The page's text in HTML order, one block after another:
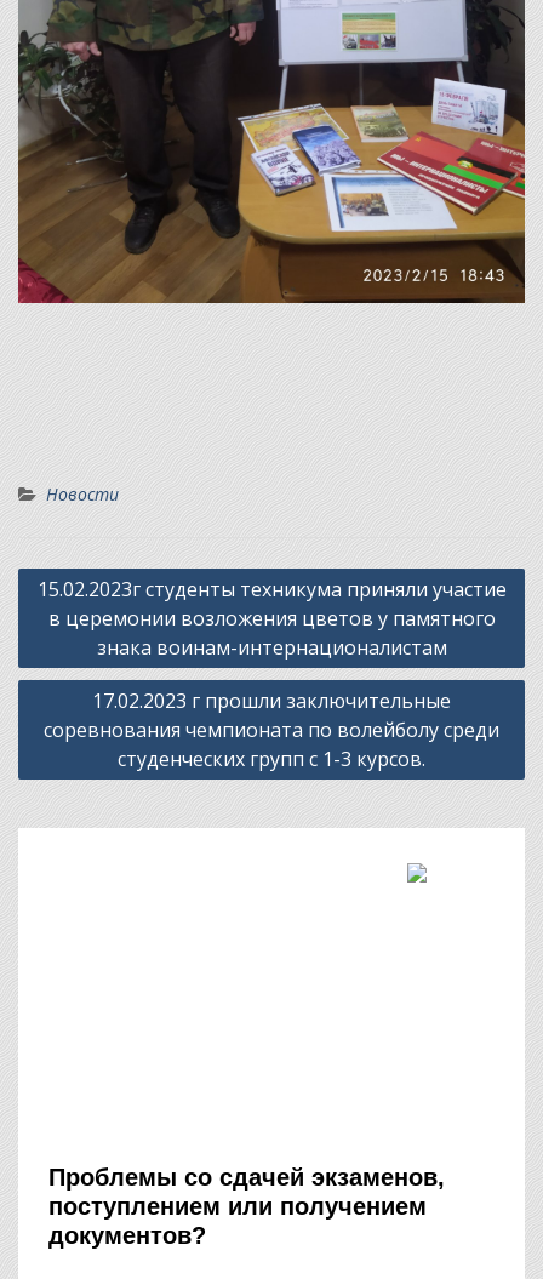
Новости
Навигация
записям
15.02.2023г студенты техникума приняли участие
в церемонии возложения цветов у памятного
знака воинам-интернационалистам
17.02.2023 г прошли заключительные
соревнования чемпионата по волейболу среди
студенческих групп с 1-3 курсов.
Проблемы со сдачей экзаменов,
поступлением или получением
документов?